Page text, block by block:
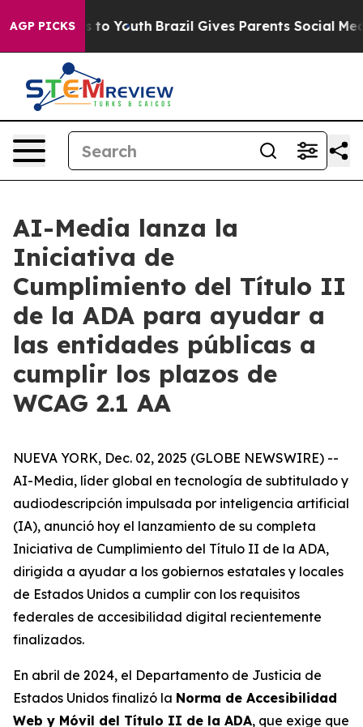
AGP PICKS
Harms to Youth Brazil Gives Parents Social Media
AI-Media lanza la
Iniciativa de
Cumplimiento del Título II
de la ADA para ayudar a
las entidades públicas a
cumplir los plazos de
WCAG 2.1 AA
NUEVA YORK, Dec. 02, 2025 (GLOBE NEWSWIRE) --
AI-Media, líder global en tecnología de subtitulado y
audiodescripción impulsada por inteligencia artificial
(IA), anunció hoy el lanzamiento de su completa
Iniciativa de Cumplimiento del Título II de la ADA,
dirigida a ayudar a los gobiernos estatales y locales
de Estados Unidos a cumplir con los requisitos
federales de accesibilidad digital recientemente
finalizados.
En abril de 2024, el Departamento de Justicia de
Estados Unidos finalizó la Norma de Accesibilidad
Web y Móvil del Título II de la ADA, que exige que